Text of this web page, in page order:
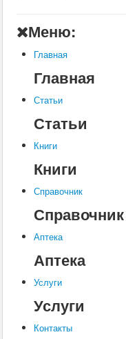
Книги
Услуги
Контакты
Шкатулки
Меню:
Главная
Главная
Статьи
Статьи
Книги
Книги
Справочник
Справочник
Аптека
Аптека
Услуги
Услуги
Контакты